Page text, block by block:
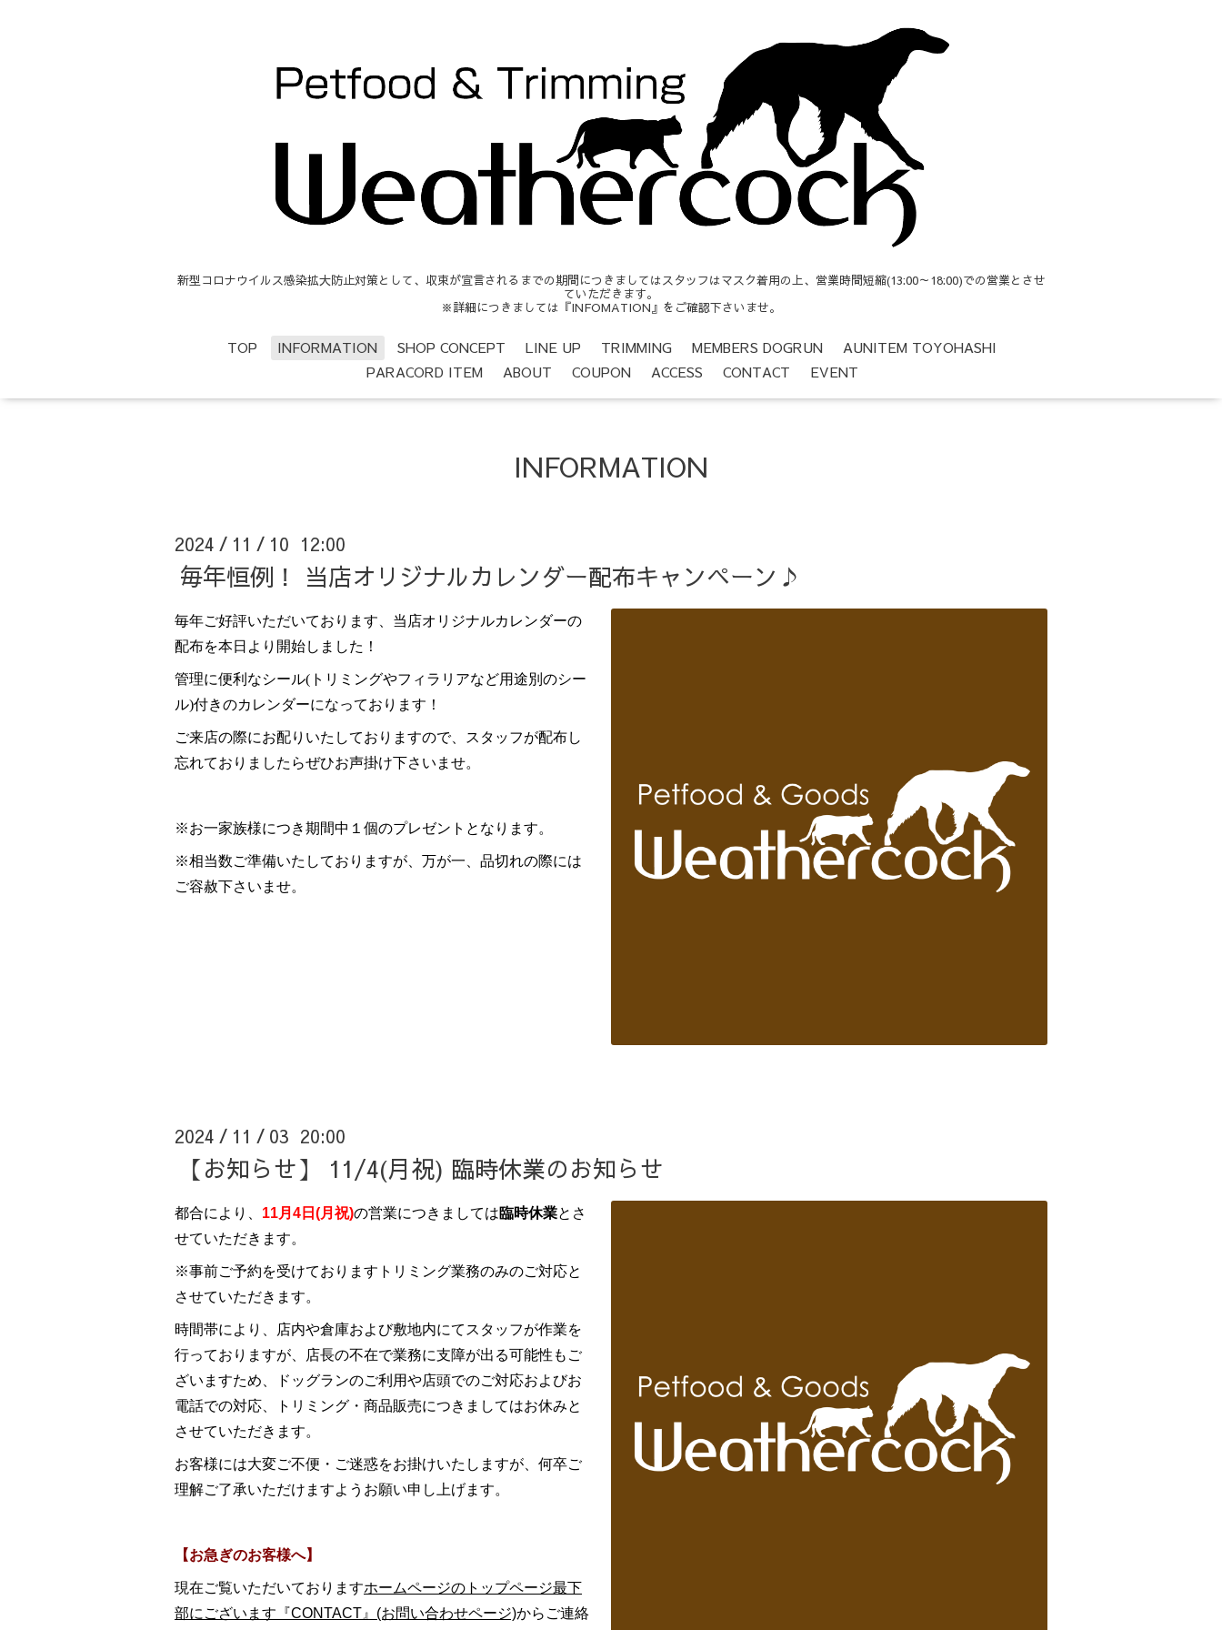
新型コロナウイルス感染拡大防止対策として、収束が宣言されるまでの期間につきましてはスタッフはマスク着用の上、営業時間短縮(13:00～18:00)での営業とさせ
ていただきます。
※詳細につきましては『INFOMATION』をご確認下さいませ。
TOP INFORMATION SHOP CONCEPT LINE UP TRIMMING MEMBERS DOGRUN
AUNITEM TOYOHASHI
PARACORD ITEM
ABOUT COUPON ACCESS CONTACT EVENT
INFORMATION
2024 / 11 / 10 12:00
毎年恒例！ 当店オリジナルカレンダー配布キャンペーン♪
毎年ご好評いただいております、当店オリジナルカレンダーの
配布を本日より開始しました！
管理に便利なシール(トリミングやフィラリアなど用途別のシー
ル)付きのカレンダーになっております！
ご来店の際にお配りいたしておりますので、スタッフが配布し
忘れておりましたらぜひお声掛け下さいませ。
※お一家族様につき期間中１個のプレゼントとなります。
※相当数ご準備いたしておりますが、万が一、品切れの際には
ご容赦下さいませ。
2024 / 11 / 03 20:00
【お知らせ】 11/4(月祝) 臨時休業のお知らせ
都合により、 11月4日(月祝)の営業につきましては臨時休業とさ
せていただきます。
※事前ご予約を受けておりますトリミング業務のみのご対応と
させていただきます。
時間帯により、店内や倉庫および敷地内にてスタッフが作業を
行っておりますが、店長の不在で業務に支障が出る可能性もご
ざいますため、ドッグランのご利用や店頭でのご対応およびお
電話での対応、トリミング・商品販売につきましてはお休みと
させていただきます。
お客様には大変ご不便・ご迷惑をお掛けいたしますが、何卒ご
理解ご了承いただけますようお願い申し上げます。
【お急ぎのお客様へ】
現在ご覧いただいておりますホームページのトップページ最下
部にございます『CONTACT』(お問い合わせページ)からご連絡